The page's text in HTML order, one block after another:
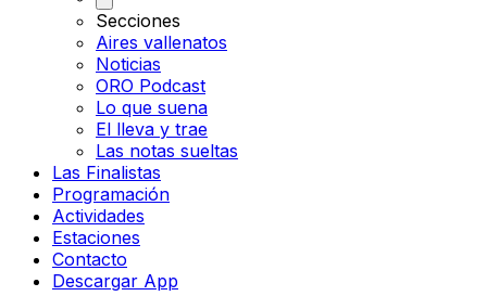
Secciones
Aires vallenatos
Noticias
ORO Podcast
Lo que suena
El lleva y trae
Las notas sueltas
Las Finalistas
Programación
Actividades
Estaciones
Contacto
Descargar App